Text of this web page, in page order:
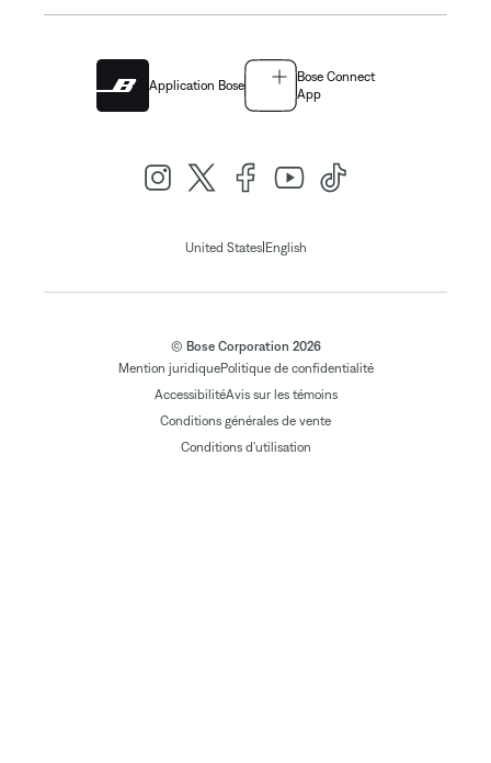
Application Bose
Bose Connect
App
United States|English
© Bose Corporation 2026
Mention juridiquePolitique de confidentialité
AccessibilitéAvis sur les témoins
Conditions générales de vente
Conditions d'utilisation